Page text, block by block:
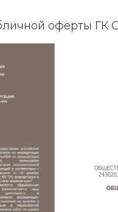
оферты